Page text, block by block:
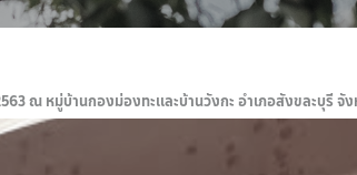
ณ หมู่บ้านกองม่องทะและบ้านวังกะ อำเภอสังขละบุรี จั